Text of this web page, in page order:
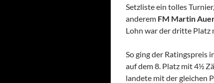
Setzliste ein tolles
anderem FM Martin
Lohn war der dritte Platz
So ging der Ratingspreis
auf dem 8. Platz mit 4½
landete mit der gleichen